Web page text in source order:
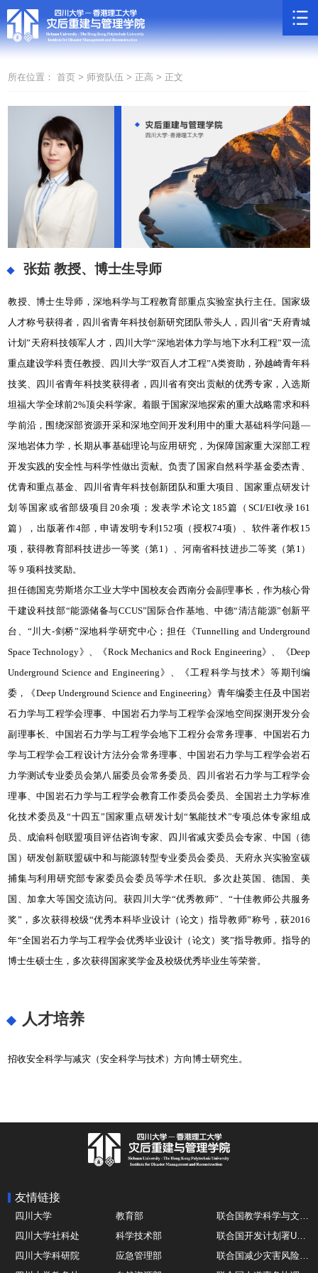
所在位置： 首页 > 师资队伍 > 正高 > 正文
张茹教授、博士生导师
教授、博士生导师，深地科学与工程教育部重点实验室执行主任。国家级
人才称号获得者，四川省青年科技创新研究团队带头人，四川省“天府青城
计划”天府科技领军人才，四川大学“深地岩体力学与地下水利工程”双一流
重点建设学科责任教授、四川大学“双百人才工程”A类资助，孙越崎青年科
技奖、四川省青年科技奖获得者，四川省有突出贡献的优秀专家，入选斯
坦福大学全球前2%顶尖科学家。着眼于国家深地探索的重大战略需求和科
学前沿，围绕深部资源开采和深地空间开发利用中的重大基础科学问题—
深地岩体力学，长期从事基础理论与应用研究，为保障国家重大深部工程
开发实践的安全性与科学性做出贡献。负责了国家自然科学基金委杰青、
优青和重点基金、四川省青年科技创新团队和重大项目、国家重点研发计
划等国家或省部级项目20余项；发表学术论文185篇（SCI/EI收录161
篇），出版著作4部，申请发明专利152项（授权74项）、软件著作权15
项，获得教育部科技进步一等奖（第1）、河南省科技进步二等奖（第1）
等 9 项科技奖励。
担任德国克劳斯塔尔工业大学中国校友会西南分会副理事长，作为核心骨
干建设科技部“能源储备与CCUS”国际合作基地、中德“清洁能源”创新平
台、“川大-剑桥”深地科学研究中心；担任《Tunnelling and Underground
Space Technology》、《Rock Mechanics and Rock Engineering》、《Deep
Underground Science and Engineering》、《工程科学与技术》等期刊编
委，《Deep Underground Science and Engineering》青年编委主任及中国岩
石力学与工程学会理事、中国岩石力学与工程学会深地空间探测开发分会
副理事长、中国岩石力学与工程学会地下工程分会常务理事、中国岩石力
学与工程学会工程设计方法分会常务理事、中国岩石力学与工程学会岩石
力学测试专业委员会第八届委员会常务委员、四川省岩石力学与工程学会
理事、中国岩石力学与工程学会教育工作委员会委员、全国岩土力学标准
化技术委员及“十四五”国家重点研发计划“氢能技术”专项总体专家组成
员、成渝科创联盟项目评估咨询专家、四川省减灾委员会专家、中国（德
国）研发创新联盟碳中和与能源转型专业委员会委员、天府永兴实验室碳
捕集与利用研究部专家委员会委员等学术任职。多次赴英国、德国、美
国、加拿大等国交流访问。获四川大学“优秀教师”、“十佳教师公共服务
奖”，多次获得校级“优秀本科毕业设计（论文）指导教师”称号，获2016
年“全国岩石力学与工程学会优秀毕业设计（论文）奖”指导教师。指导的
博士生硕士生，多次获得国家奖学金及校级优秀毕业生等荣誉。
人才培养
招收安全科学与减灾（安全科学与技术）方向博士研究生。
友情链接
四川大学 教育部
联合国教学科学与文化组织UNESCO
四川大学社科处
科学技术部
联合国开发计划署UNDP
四川大学科研院
应急管理部
联合国减少灾害风险办公室UNDRR